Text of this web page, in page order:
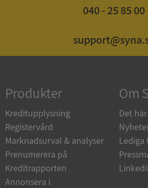
040 - 25 85 00
Produkter
Kreditupplysning
Registervård
Marknadsurval & analyser
Prenumerera på
Kreditrapporten
Annonsera i
Om
Det
Lediga
kärnwebbplatsfunktioner som
och kontohantering. Webbplatsen kan
användas ordentligt utan strikt
Namn